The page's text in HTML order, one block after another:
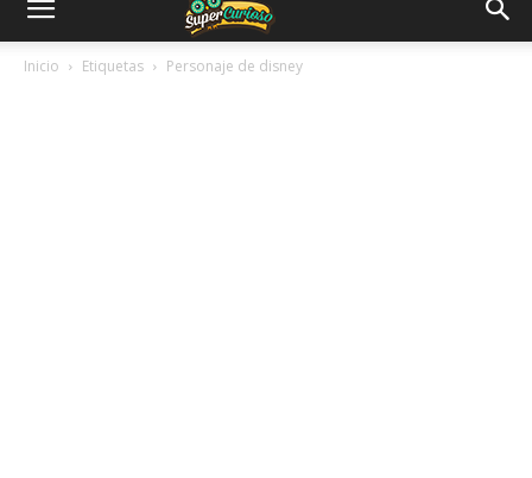
Inicio Etiquetas Personaje de disney